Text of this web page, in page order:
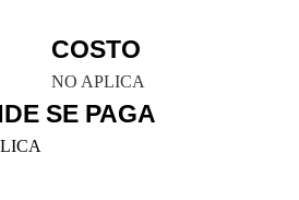
COSTO
NO APLICA
SE PAGA